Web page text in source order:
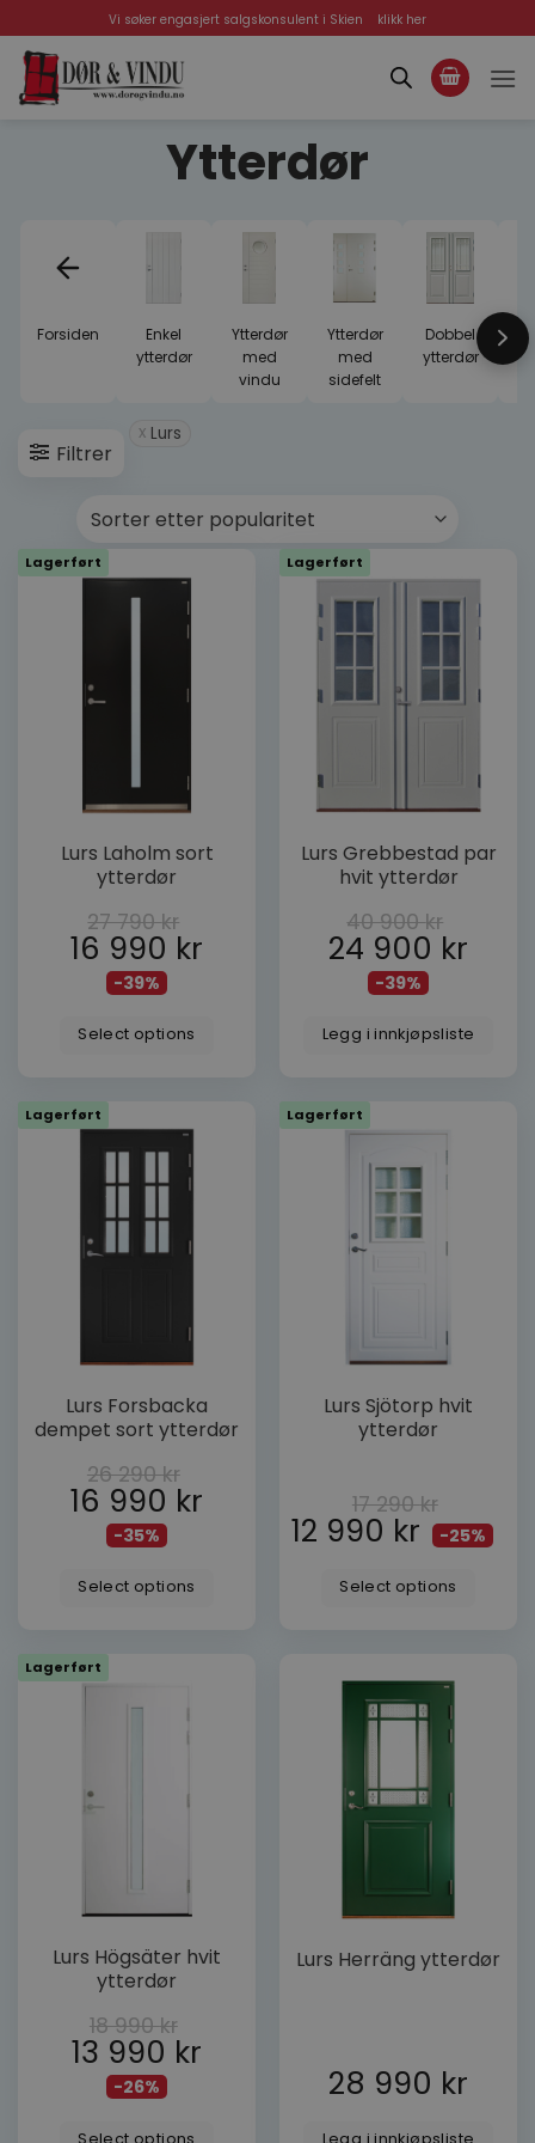
to
content
Vi søker engasjert salgskonsulent i Skien klikk her
Ytterdør
Forsiden
Enkel
ytterdør
Ytterdør
med
vindu
Ytterdør
med
sidefelt
Dobbel
ytterdør
Filtrer
Lurs
Lagerført
Lurs Laholm sort
ytterdør
27 790kr
16 990 kr
-39%
Select options
produktet
varianter.
Alternativene
Lagerført
Lurs Grebbestad par
hvit ytterdør
40 900kr
24 900 kr
-39%
Legg i innkjøpsliste
Lagerført
Lurs Forsbacka
dempet sort ytterdør
26 290kr
16 990 kr
-35%
Select options
produktet
har
varianter.
Alternativene
Lagerført
Lurs Sjötorp hvit
ytterdør
17 290kr
12 990 kr -25%
Select options
produktet
Alternativene
kan
Lagerført
Lurs Högsäter hvit
ytterdør
18 990kr
13 990 kr
-26%
produktet
varianter.
Alternativene
Lurs Herräng ytterdør
28 990 kr